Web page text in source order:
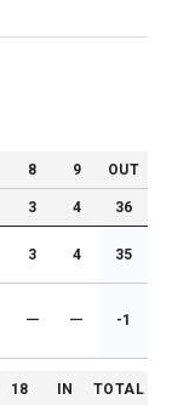
8 9 OUT
3 4 36
3 4 35
ー ー -1
18 IN TOTAL